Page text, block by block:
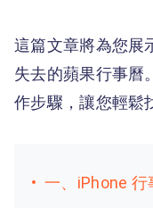
這篇文章將為您展
失去的蘋果行事曆
作步驟，讓您輕鬆
一、iPhone 行